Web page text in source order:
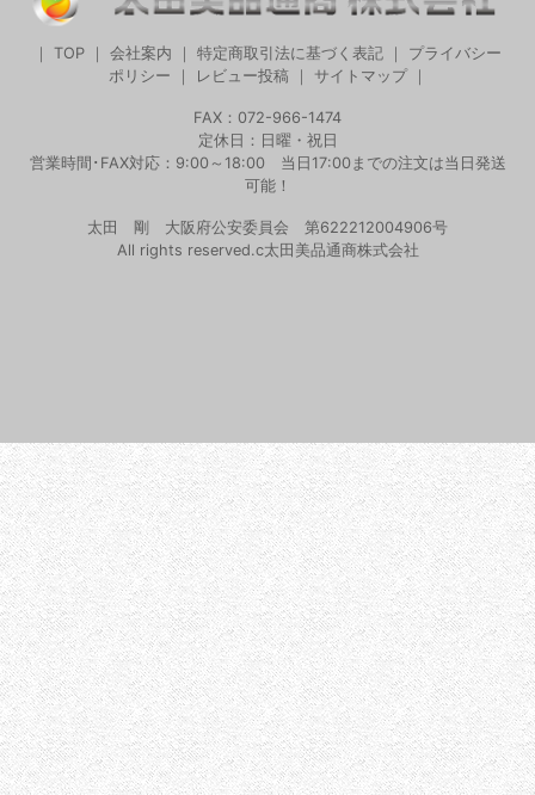
TOP 会社案内 特定商取引法に基づく表記
プライバシー
ポリシー
レビュー投稿｜ サイトマップ｜
FAX：072-966-1474
定休日：日曜・祝日
営業時間･FAX対応：9:00～18:00 当日17:00までの注文は当日発送
可能！
太田 剛 大阪府公安委員会 第622212004906号
All rights reserved.c太田美品通商株式会社